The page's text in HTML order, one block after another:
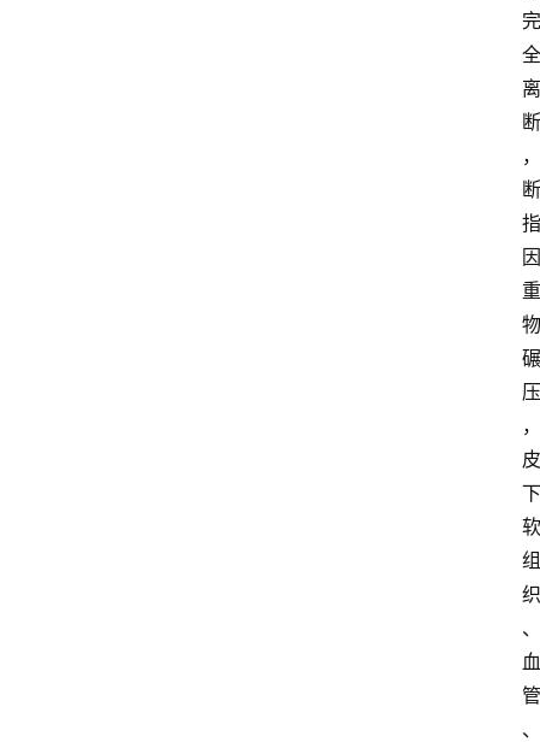
完
全
离
断
，
断
指
因
重
物
碾
压
，
皮
下
软
组
织
、
血
管
、